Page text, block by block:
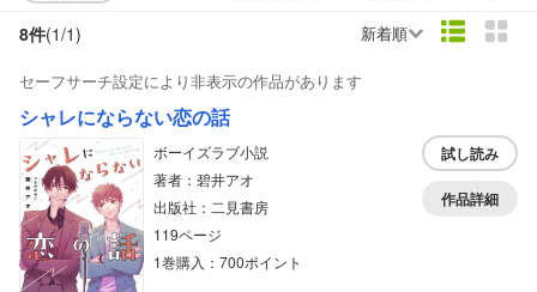
8件(1/1) 新着順
セーフサーチ設定により非表示の作品があります
シャレにならない恋の話
ボーイズラブ小説
著者：碧井アオ
出版社：二見書房
119ページ
1巻購入：700ポイント
試し読み
作品詳細